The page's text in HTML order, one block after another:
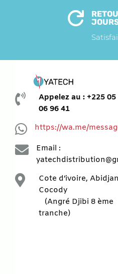


Appelez au : +225 05
06 96 41
 https://wa.me/

Email :

Cote d’ivoire, Abidjan
Cocody
(Angré Djibi 8 ème
tranche)